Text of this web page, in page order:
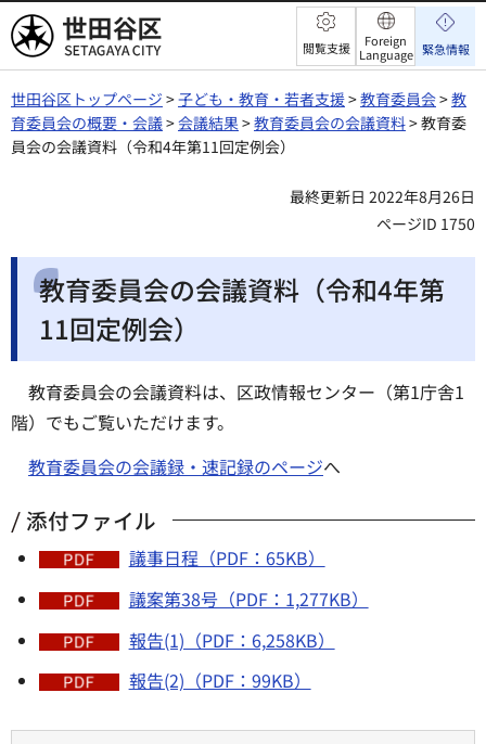
世田谷区 閲覧支援
Foreign
Language 緊急情報
世田谷区トップページ >子ども・教育・若者支援>教育委員会>教
育委員会の概要・会議>会議結果>教育委員会の会議資料> 教育委
員会の会議資料（令和4年第11回定例会）
最終更新日 2022年8月26日
ページID 1750
教育委員会の会議資料（令和4年第
11回定例会）
教育委員会の会議資料は、区政情報センター（第1庁舎1
階）でもご覧いただけます。
教育委員会の会議録・速記録のページへ
添付ファイル
議事日程（PDF：65KB）
議案第38号（PDF：1,277KB）
報告(1)（PDF：6,258KB）
報告(2)（PDF：99KB）